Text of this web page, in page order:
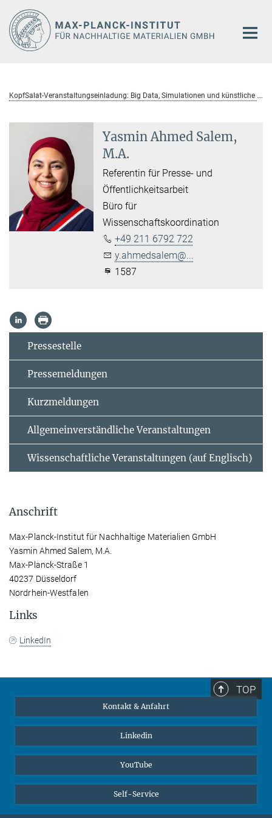
Hauptinhalt
K
opfSalat-Veranstaltungseinladung: Big Data, Simulationen und künstliche Intelligenz
Yasmin Ahmed Salem,
M.A.
Referentin für Presse- und
Öffentlichkeitsarbeit
Büro für
Wissenschaftskoordination
+49 211 6792 722
y.ahmedsalem@...
1587
Pressestelle
Pressemeldungen
Kurzmeldungen
Allgemeinverständliche Veranstaltungen
Wissenschaftliche Veranstaltungen (auf Englisch)
Anschrift
Max-Planck-Institut für Nachhaltige Materialien GmbH
Yasmin Ahmed Salem, M.A.
Max-Planck-Straße 1
40237 Düsseldorf
Nordrhein-Westfalen
Links
LinkedIn
TOP
Kontakt & Anfahrt
Linkedin
YouTube
Self-Service